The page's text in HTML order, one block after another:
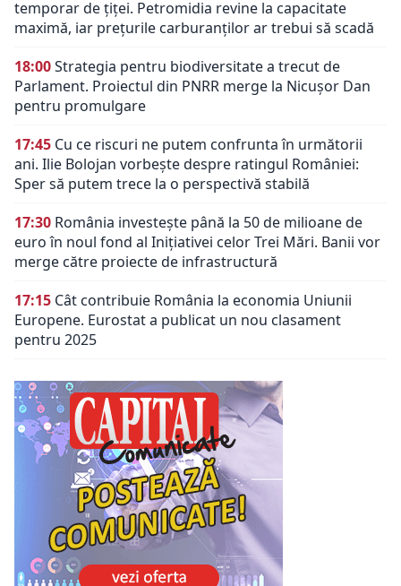
temporar de țiței. Petromidia revine la capacitate
maximă, iar prețurile carburanților ar trebui să scadă
18:00Strategia pentru biodiversitate a trecut de
Parlament. Proiectul din PNRR merge la Nicușor Dan
pentru promulgare
17:45 Cu ce riscuri ne putem confrunta în următorii
ani. Ilie Bolojan vorbește despre ratingul României:
Sper să putem trece la o perspectivă stabilă
17:30 România investește până la 50 de milioane de
euro în noul fond al Inițiativei celor Trei Mări. Banii vor
merge către proiecte de infrastructură
17:15 Cât contribuie România la economia Uniunii
Europene. Eurostat a publicat un nou clasament
pentru 2025